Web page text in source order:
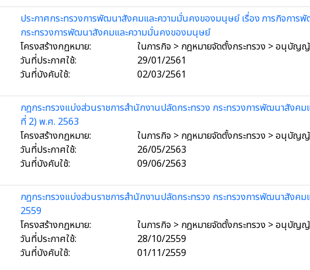
ประกาศกระทรวงการพัฒนาสังคมและความมั่นคงของมนุษย์ เรื่อง ภารกิจการ
กระทรวงการพัฒนาสังคมและความมั่นคงของมนุษย์
โครงสร้างกฏหมาย:
ในภารกิจ > กฎหมายจัดตั้งกระทรวง > อนุบัญ
วันที่ประกาศใช้:
29/01/2561
วันที่บังคับใช้:
02/03/2561
กฎกระทรวงแบ่งส่วนราชการสํานักงานปลัดกระทรวง กระทรวงการพัฒนาสัง
ที่ 2) พ.ศ. 2563
โครงสร้างกฏหมาย:
ในภารกิจ > กฎหมายจัดตั้งกระทรวง > อนุบัญ
วันที่ประกาศใช้:
26/05/2563
วันที่บังคับใช้:
09/06/2563
กฎกระทรวงแบ่งส่วนราชการสํานักงานปลัดกระทรวง กระทรวงการพัฒนาสัง
2559
โครงสร้างกฏหมาย:
ในภารกิจ > กฎหมายจัดตั้งกระทรวง > อนุบัญ
วันที่ประกาศใช้:
28/10/2559
วันที่บังคับใช้:
01/11/2559